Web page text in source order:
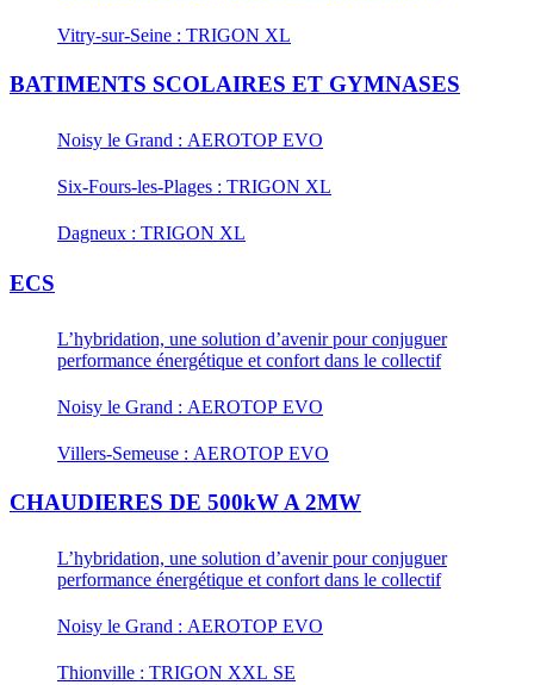
Vitry-sur-Seine : TRIGON XL
BATIMENTS SCOLAIRES ET GYMNASES
Noisy le Grand : AEROTOP EVO
Six-Fours-les-Plages : TRIGON XL
Dagneux : TRIGON XL
ECS
L’hybridation, une solution d’avenir pour conjuguer
performance énergétique et confort dans le collectif
Noisy le Grand : AEROTOP EVO
Villers-Semeuse : AEROTOP EVO
CHAUDIERES DE 500kW A 2MW
L’hybridation, une solution d’avenir pour conjuguer
performance énergétique et confort dans le collectif
Noisy le Grand : AEROTOP EVO
Thionville : TRIGON XXL SE